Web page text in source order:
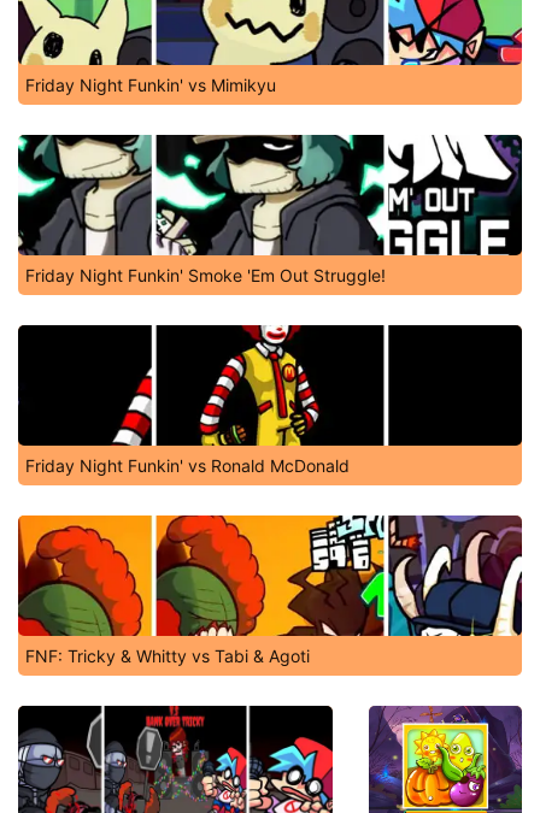
Friday Night Funkin' vs Mimikyu
Friday Night Funkin' Smoke 'Em Out Struggle!
Friday Night Funkin' vs Ronald McDonald
FNF: Tricky & Whitty vs Tabi & Agoti